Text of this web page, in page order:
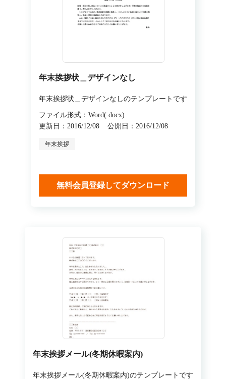
年末挨拶状＿デザインなし
年末挨拶状＿デザインなしのテンプレートです
ファイル形式：Word(.docx)
更新日：2016/12/08
公開日：2016/12/08
年末挨拶
無料会員登録してダウンロード
年末挨拶メール(冬期休暇案内)
年末挨拶メール(冬期休暇案内)のテンプレートです